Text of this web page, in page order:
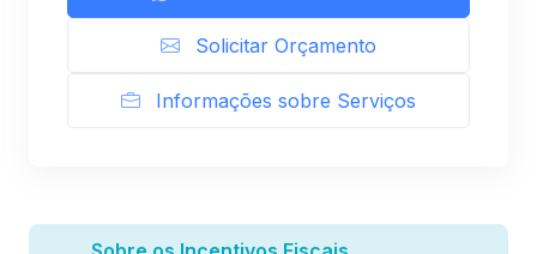
Solicitar Orçamento
Informações sobre Serviços